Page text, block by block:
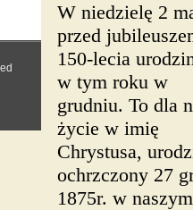
W niedzielę 2
przed
150-lecia
w tym roku w
grudniu. To dla
życie w imię
Chrystusa,
ochrzczony 27
1875r. w